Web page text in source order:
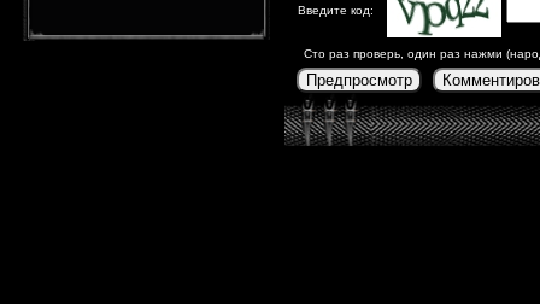
Введите код:
Сто раз проверь, один раз нажми
Предпросмотр